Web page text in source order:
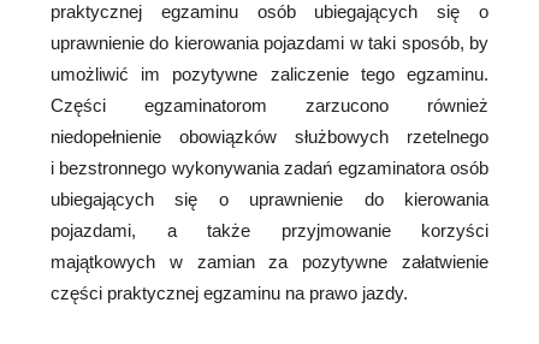
praktycznej egzaminu osób ubiegających się o
uprawnienie do kierowania pojazdami w taki sposób, by
umożliwić im pozytywne zaliczenie tego egzaminu.
Części egzaminatorom zarzucono również
niedopełnienie obowiązków służbowych rzetelnego
i bezstronnego wykonywania zadań egzaminatora osób
ubiegających się o uprawnienie do kierowania
pojazdami, a także przyjmowanie korzyści
majątkowych w zamian za pozytywne załatwienie
części praktycznej egzaminu na prawo jazdy.